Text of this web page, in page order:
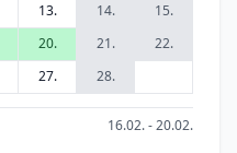
13. 14.
15.
20. 21.
22.
27. 28.
16.02. - 20.02.